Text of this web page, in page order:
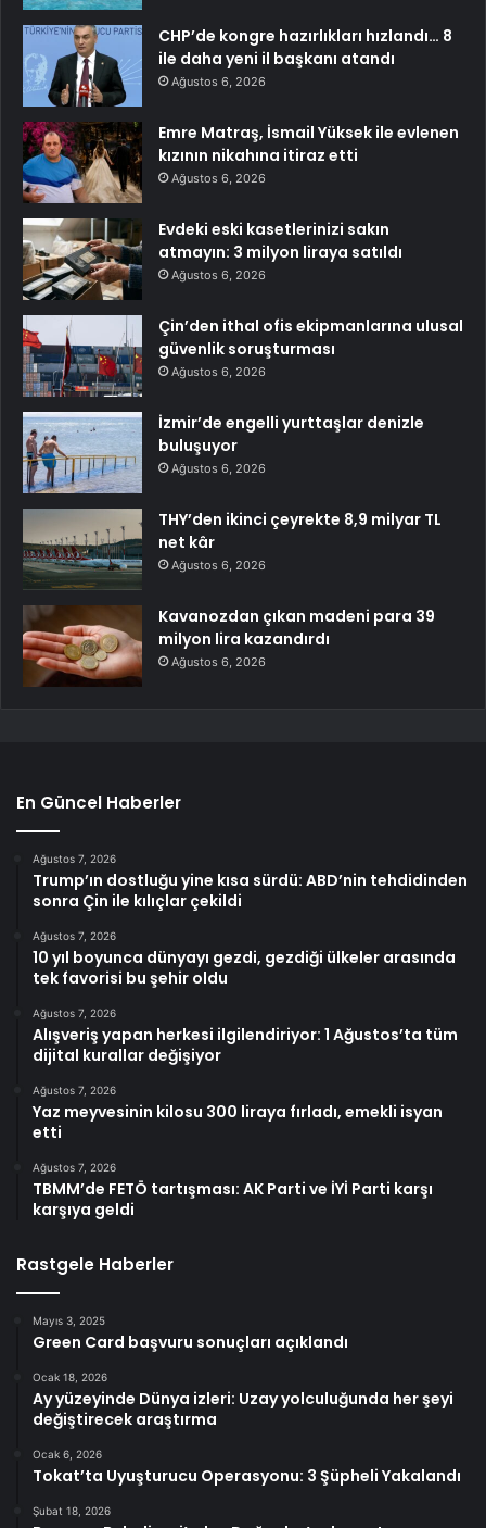
CHP’de kongre hazırlıkları hızlandı… 8
ile daha yeni il başkanı atandı
Ağustos 6, 2026
Emre Matraş, İsmail Yüksek ile evlenen
kızının nikahına itiraz etti
Ağustos 6, 2026
Evdeki eski kasetlerinizi sakın
atmayın: 3 milyon liraya satıldı
Ağustos 6, 2026
Çin’den ithal ofis ekipmanlarına ulusal
güvenlik soruşturması
Ağustos 6, 2026
İzmir’de engelli yurttaşlar denizle
buluşuyor
Ağustos 6, 2026
THY’den ikinci çeyrekte 8,9 milyar TL
net kâr
Ağustos 6, 2026
Kavanozdan çıkan madeni para 39
milyon lira kazandırdı
Ağustos 6, 2026
En Güncel Haberler
Ağustos 7, 2026
Trump’ın dostluğu yine kısa sürdü: ABD’nin tehdidinden
sonra Çin ile kılıçlar çekildi
Ağustos 7, 2026
10 yıl boyunca dünyayı gezdi, gezdiği ülkeler arasında
tek favorisi bu şehir oldu
Ağustos 7, 2026
Alışveriş yapan herkesi ilgilendiriyor: 1 Ağustos’ta tüm
dijital kurallar değişiyor
Ağustos 7, 2026
Yaz meyvesinin kilosu 300 liraya fırladı, emekli isyan
etti
Ağustos 7, 2026
TBMM’de FETÖ tartışması: AK Parti ve İYİ Parti karşı
karşıya geldi
Rastgele Haberler
Mayıs 3, 2025
Green Card başvuru sonuçları açıklandı
Ocak 18, 2026
Ay yüzeyinde Dünya izleri: Uzay yolculuğunda her şeyi
değiştirecek araştırma
Ocak 6, 2026
Tokat’ta Uyuşturucu Operasyonu: 3 Şüpheli Yakalandı
Şubat 18, 2026